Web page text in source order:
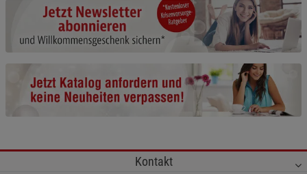
Kontakt
Beschreibung Notwendige Cookies
Cookie-Informationenanzeigen
Funktionale Cookies (1) Funktionale
Beschreibung Funktionale Cookies
anzeigen
Statistik Cookies (2) Statistik Cookies